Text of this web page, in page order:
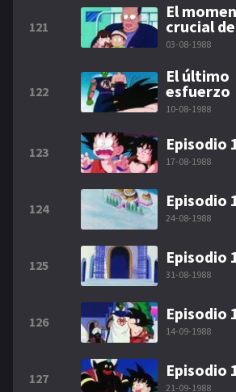
121
El
crucial
03-08-1988
122
El último
esfuerzo
10-08-1988
123 Episodio
17-08-1988
124 Episodio
24-08-1988
125 Episodio
31-08-1988
126 Episodio
14-09-1988
127 Episodio
21-09-1988